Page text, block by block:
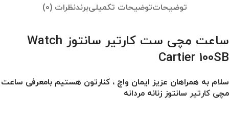
توضیحاتتوضیحات تکمیلیبرندنظرات (0)
ساعت مچی ست کارتیر سانتوز Watch
Cartier 100SB
سلام به همراهان عزیز ایمان واچ ، کنارتون هستیم بامعرفی ساعت
مچی کارتیر سانتوز زنانه مردانه